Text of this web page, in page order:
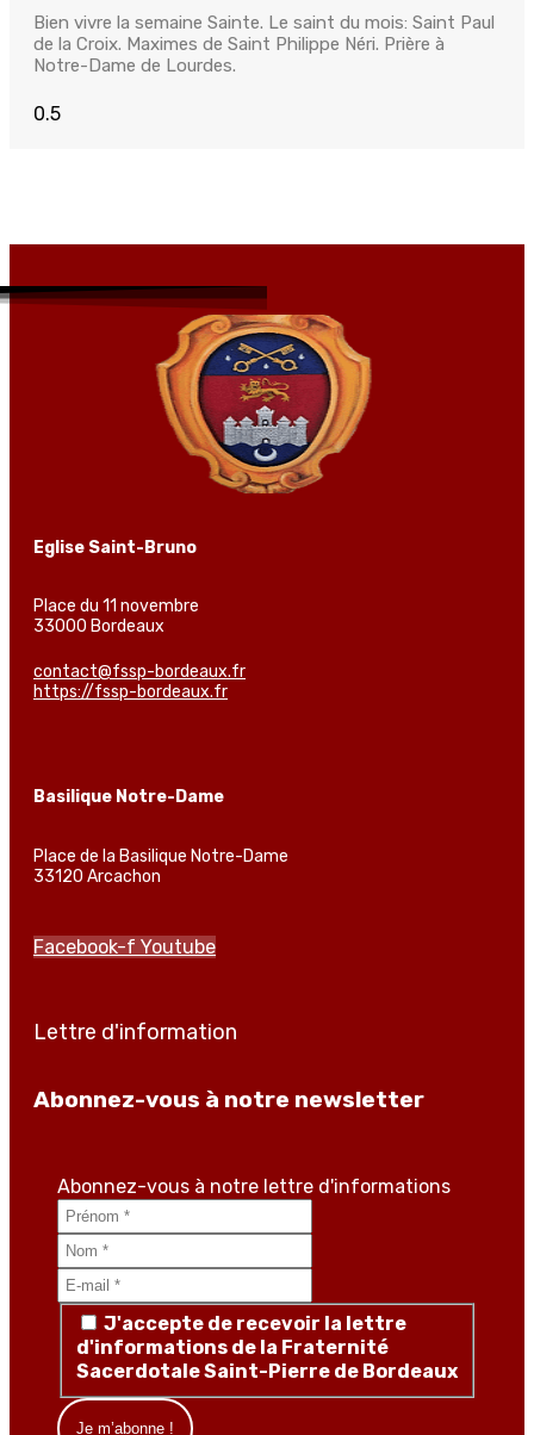
Bien vivre la semaine Sainte. Le saint du mois: Saint Paul
de la Croix. Maximes de Saint Philippe Néri. Prière à
Notre-Dame de Lourdes.
Eglise Saint-Bruno
Place du 11 novembre
33000 Bordeaux
contact@fssp-bordeaux.fr
https://fssp-bordeaux.fr
Basilique Notre-Dame
Place de la Basilique Notre-Dame
33120 Arcachon
Facebook-f Youtube
Lettre d'information
Abonnez-vous à notre newsletter
Abonnez-vous à notre lettre d'informations
J'accepte de recevoir la lettre
d'informations de la Fraternité
Sacerdotale Saint-Pierre de Bordeaux